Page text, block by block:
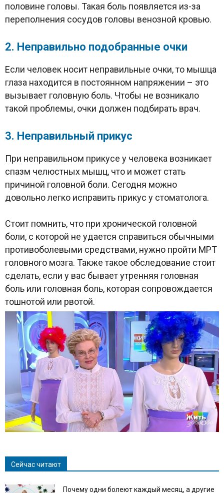
половине головы. Такая боль появляется из-за
переполнения сосудов головы венозной кровью.
2. Неправильно подобранные очки
Если человек носит неправильные очки, то мышца
глаза находится в постоянном напряжении – это
вызывает головную боль. Чтобы не возникало
такой проблемы, очки должен подбирать врач.
3. Неправильный прикус
При неправильном прикусе у человека возникает
спазм челюстных мышц, что и может стать
причиной головной боли. Сегодня можно
довольно легко исправить прикус у стоматолога.
Стоит помнить, что при хронической головной
боли, с которой не удается справиться обычными
противоболевыми средствами, нужно пройти МРТ
головного мозга. Также такое обследование стоит
сделать, если у вас бывает утренняя головная
боль или головная боль, которая сопровождается
тошнотой или рвотой.
Сейчас читают
Почему одни болеют каждый месяц, а другие